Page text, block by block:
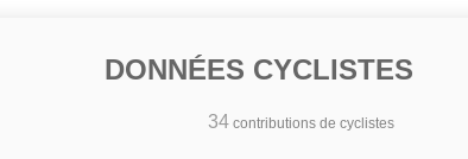
DONNÉES CYCLISTES
34 contributions de cyclistes